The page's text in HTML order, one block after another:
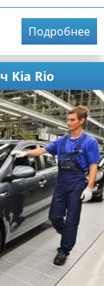
Подробнее
Kia Rio